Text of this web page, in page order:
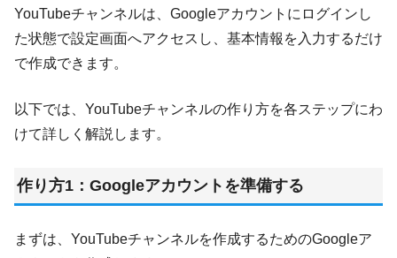
YouTubeチャンネルは、Googleアカウントにログインし
た状態で設定画面へアクセスし、基本情報を入力するだけ
で作成できます。
以下では、YouTubeチャンネルの作り方を各ステップにわ
けて詳しく解説します。
作り方1：Googleアカウントを準備する
まずは、YouTubeチャンネルを作成するためのGoogleア